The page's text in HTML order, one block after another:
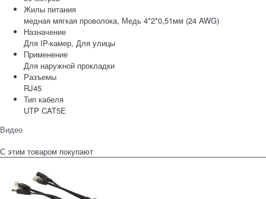
Жилы питания
медная мягкая проволока, Медь 4*2*0,51мм (24 AWG)
Назначение
Для IP-камер, Для улицы
Применение
Для наружной прокладки
Разъемы
RJ45
Тип кабеля
UTP CAT5E
Видео
С этим товаром покупают